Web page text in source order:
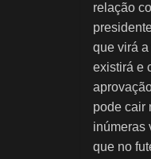
relação
que virá
existirá e
pode cair
inúmeras
que no